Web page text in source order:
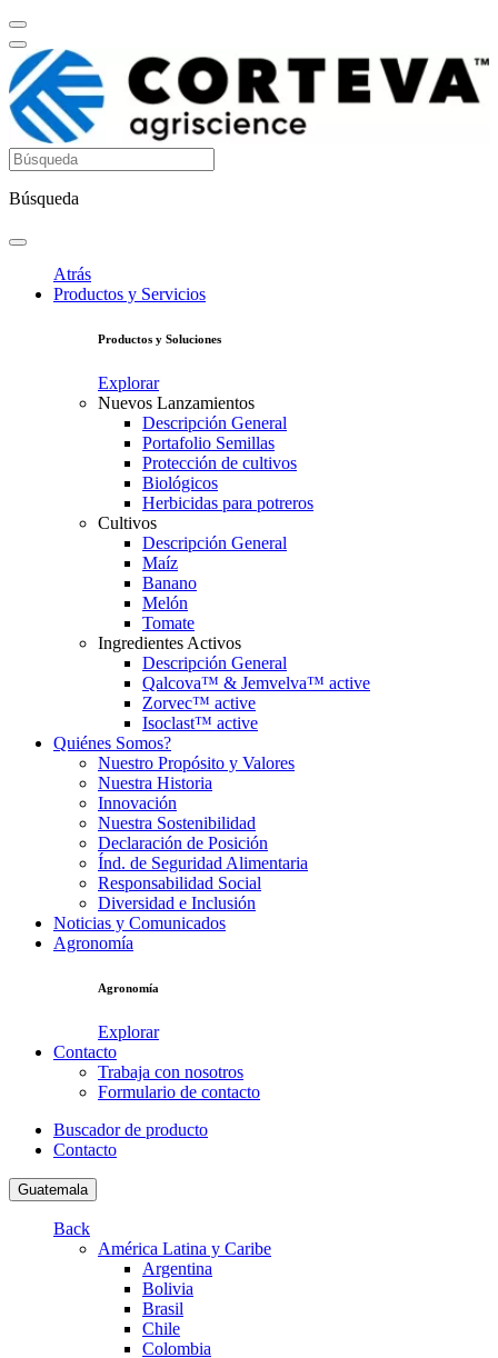
Búsqueda
Atrás
Productos y Servicios
Productos y Soluciones
Explorar
Nuevos Lanzamientos
Descripción General
Portafolio Semillas
Protección de cultivos
Biológicos
Herbicidas para potreros
Cultivos
Descripción General
Maíz
Banano
Melón
Tomate
Ingredientes Activos
Descripción General
Qalcova™ & Jemvelva™ active
Zorvec™ active
Isoclast™ active
Quiénes Somos?
Nuestro Propósito y Valores
Nuestra Historia
Innovación
Nuestra Sostenibilidad
Declaración de Posición
Índ. de Seguridad Alimentaria
Responsabilidad Social
Diversidad e Inclusión
Noticias y Comunicados
Agronomía
Agronomía
Explorar
Contacto
Trabaja con nosotros
Formulario de contacto
Buscador de producto
Contacto
Guatemala
Back
América Latina y Caribe
Argentina
Bolivia
Brasil
Chile
Colombia